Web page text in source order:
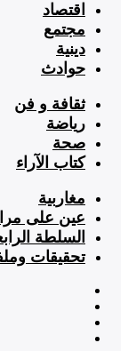
اقتصاد
مجتمع
دينية
حوادث
ثقافة و فن
رياضة
صحة
كتاب الآراء
مغاربية
عين على
السلطة
تحقيقات